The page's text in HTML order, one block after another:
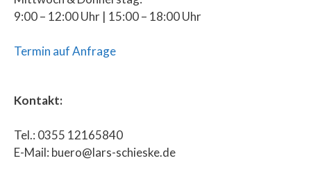
9:00 – 12:00 Uhr | 15:00 – 18:00 Uhr
Termin auf Anfrage
Kontakt:
Tel.: 0355 12165840
E-Mail: buero@lars-schieske.de